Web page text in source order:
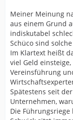
Meiner Meinung
aus einem Grund
indiskutabel
Schüco sind
Im Klartext heißt
viel Geld
Vereinsführung
Spätestens seit
Unternehmen,
Die